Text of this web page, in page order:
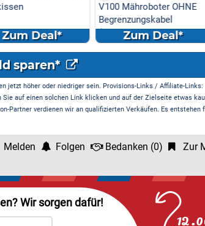
OHNE
Visi...
Zum Deal*
Elektrorasierer Bundle: 100
Min. Akku, USB-C ...
Zum Deal*
sparen*
jetzt höher oder niedriger sein. Provisions-Links / Affiliate-
auf einen solchen Link klicken und auf der Zielseite etwas
Partner verdienen wir an qualifizierten Verkäufen. Es entstehen
Melden Folgen Bedanken (0) Zur
Wir sorgen dafür!